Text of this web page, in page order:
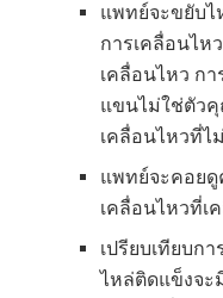
แพทย์จะขยับไ
การเคลื่อนไห
เคลื่อนไหว ก
แขนไม่ใช่ตัวคุ
เคลื่อนไหวที่ไ
แพทย์จะคอยดู
เคลื่อนไหวที่เ
เปรียบเทียบก
ไหล่ติดแข็งจะ